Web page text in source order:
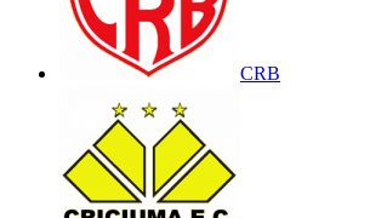
CRB